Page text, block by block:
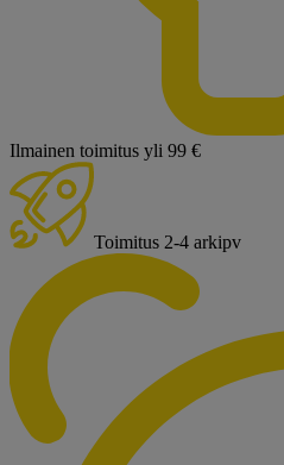
Ilmainen toimitus yli 99 €
Toimitus 2-4 arkipv